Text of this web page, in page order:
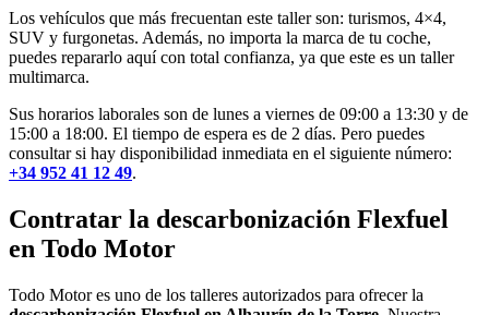
Los vehículos que más frecuentan este taller son: turismos, 4×4,
SUV y furgonetas. Además, no importa la marca de tu coche,
puedes repararlo aquí con total confianza, ya que este es un taller
multimarca.
Sus horarios laborales son de lunes a viernes de 09:00 a 13:30 y de
15:00 a 18:00. El tiempo de espera es de 2 días. Pero puedes
consultar si hay disponibilidad inmediata en el siguiente número:
+34 952 41 12 49.
Contratar la descarbonización Flexfuel
en Todo Motor
Todo Motor es uno de los talleres autorizados para ofrecer la